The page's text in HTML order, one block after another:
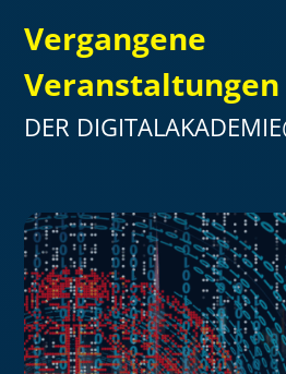
Vergangene
Veranstaltungen
DER